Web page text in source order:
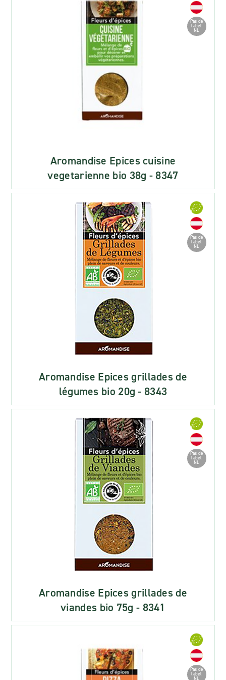
Pas de
label
NL
Aromandise Epices cuisine
vegetarienne bio 38g - 8347
Pas de
label
NL
Aromandise Epices grillades de
légumes bio 20g - 8343
Pas de
label
NL
Aromandise Epices grillades de
viandes bio 75g - 8341
Pas de
label
NL